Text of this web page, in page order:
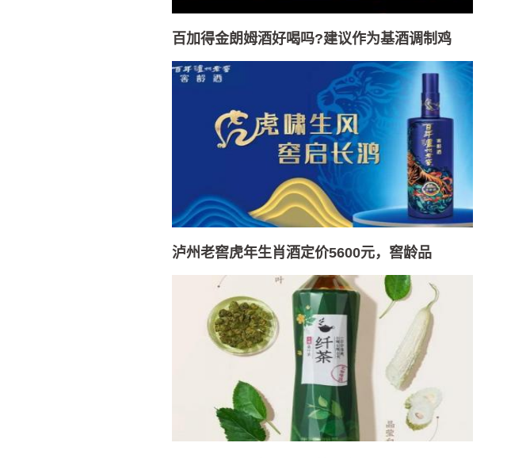
百加得金朗姆酒好喝吗?建议作为基酒调制鸡
泸州老窖虎年生肖酒定价5600元，窖龄品